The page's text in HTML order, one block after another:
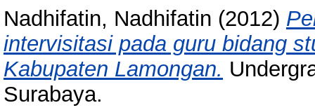
Nadhifatin, Nadhifatin (2012)
intervisitasi pada guru bidang
Kabupaten Lamongan.
Surabaya.